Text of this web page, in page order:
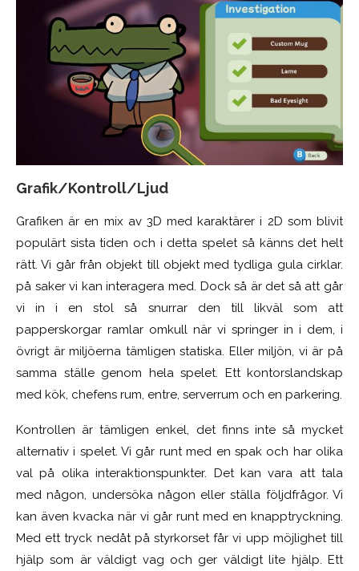
Grafik/Kontroll/Ljud
Grafiken är en mix av 3D med karaktärer i 2D som blivit
populärt sista tiden och i detta spelet så känns det helt
rätt. Vi går från objekt till objekt med tydliga gula cirklar.
på saker vi kan interagera med. Dock så är det så att går
vi in i en stol så snurrar den till likväl som att
papperskorgar ramlar omkull när vi springer in i dem, i
övrigt är miljöerna tämligen statiska. Eller miljön, vi är på
samma ställe genom hela spelet. Ett kontorslandskap
med kök, chefens rum, entre, serverrum och en parkering.
Kontrollen är tämligen enkel, det finns inte så mycket
alternativ i spelet. Vi går runt med en spak och har olika
val på olika interaktionspunkter. Det kan vara att tala
med någon, undersöka någon eller ställa följdfrågor. Vi
kan även kvacka när vi går runt med en knapptryckning.
Med ett tryck nedåt på styrkorset får vi upp möjlighet till
hjälp som är väldigt vag och ger väldigt lite hjälp. Ett